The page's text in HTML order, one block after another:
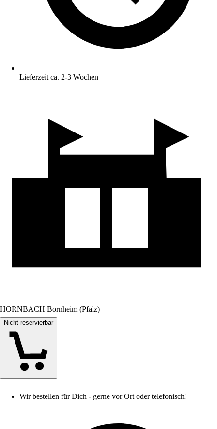
Lieferzeit ca. 2-3 Wochen
HORNBACH Bornheim (Pfalz)
Nicht reservierbar
Wir bestellen für Dich - gerne vor Ort oder telefonisch!